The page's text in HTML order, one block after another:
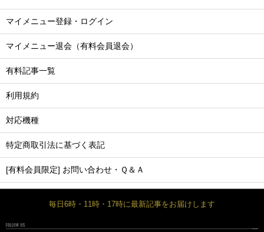
マイメニュー登録・ログイン
マイメニュー退会（有料会員退会）
有料記事一覧
利用規約
対応機種
特定商取引法に基づく表記
[有料会員限定] お問い合わせ・Ｑ＆Ａ
毎日6時・11時・17時に最新記事をお届けします
FOLLOW US